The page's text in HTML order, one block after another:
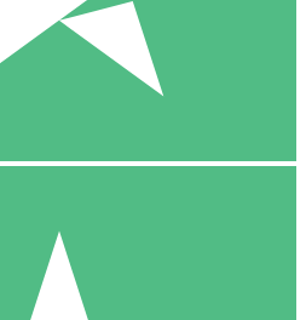
10 00
10 Downloads
20 00